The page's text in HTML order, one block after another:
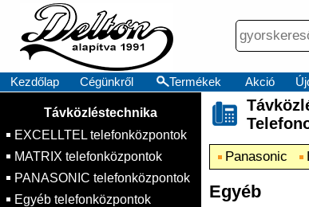
Kezdőlap Cégünkről Termékek Akció
Távközléstechnika
×
EXCELLTEL telefonközpontok
MATRIX telefonközpontok
PANASONIC telefonközpontok
Egyéb telefonközpontok
Panasonic
Egyéb